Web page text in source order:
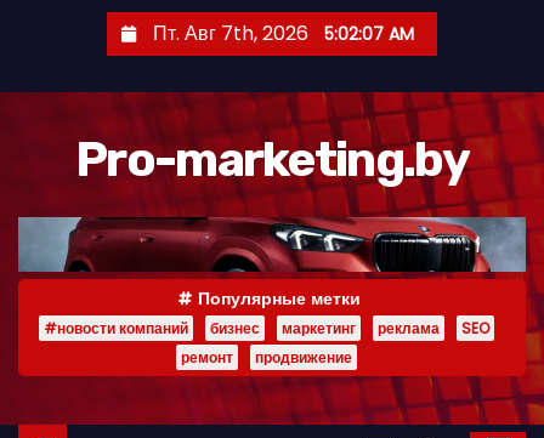
р
Пт. Авг 7th, 2026 5:02:07 AM
Pro-marketing.by
Популярные метки
#новости компаний бизнес маркетинг реклама
SEO
ремонт
продвижение